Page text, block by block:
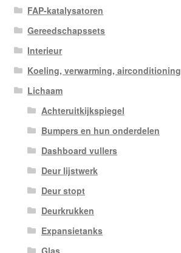
FAP-katalysatoren
Gereedschapssets
Interieur
Koeling, verwarming, airconditioning
Lichaam
Achteruitkijkspiegel
Bumpers en hun onderdelen
Dashboard vullers
Deur lijstwerk
Deur stopt
Deurkrukken
Expansietanks
Glas